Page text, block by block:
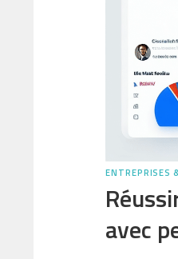
ENTREPRISES
avec